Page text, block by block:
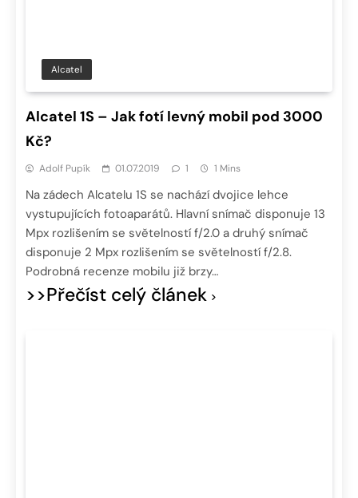
Alcatel
Alcatel 1S – Jak fotí levný mobil pod 3000
Kč?
Adolf Pupík 01.07.2019 1 1 Mins
Na zádech Alcatelu 1S se nachází dvojice lehce
vystupujících fotoaparátů. Hlavní snímač disponuje 13
Mpx rozlišením se světelností f/2.0 a druhý snímač
disponuje 2 Mpx rozlišením se světelností f/2.8.
Podrobná recenze mobilu již brzy…
>>Přečíst celý článek